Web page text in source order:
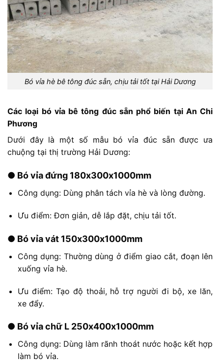
Bó vỉa hè bê tông đúc sẵn, chịu tải tốt tại Hải Dương
Các loại bó vỉa bêtông đúc sẵn phổ biến tại An Chi
Phương
Dưới đây là một số mẫu bóvỉa đúc sẵnđược ưa
chuộng tại thị trường Hải Dương:
● Bóvỉađứng 180x300x1000mm
Công dụng: Dùng phân tách vỉa hè và lòng đường.
Ưu điểm:Đơn giản, dễ lắp đặt, chịu tải tốt.
● Bóvỉavát 150x300x1000mm
Côngdụng: Thườngdùng ởđiểm giaocắt, đoạn lên
xuống vỉa hè.
Ưu điểm: Tạo độ thoải, hỗtrợ ngườiđi bộ, xe lăn,
xe đẩy.
● Bóvỉachữ L 250x400x1000mm
Công dụng: Dùng làm rãnh thoát nước hoặc kết hợp
làm bó vỉa.